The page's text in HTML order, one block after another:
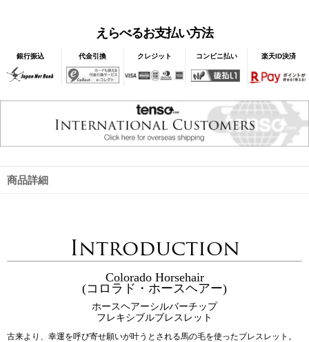
えらべるお支払い方法
銀行振込 代金引換 クレジット コンビニ払い 楽天ID決済
商品詳細
Introduction
Colorado Horsehair
(コロラド・ホースヘアー)
ホースヘアーシルバーチップ
フレキシブルブレスレット
古来より、幸運を呼び寄せ願いが叶うとされる馬の毛を使ったブレスレット。